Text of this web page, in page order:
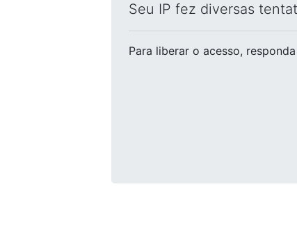
Seu IP fez diversas
Para liberar o acesso,